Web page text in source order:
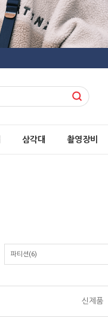
삼각대 촬영장비
파티션(6)
신제품